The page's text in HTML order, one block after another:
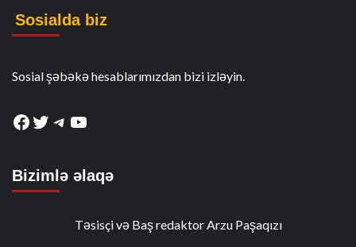
Sosialda biz
Sosial şəbəkə hesablarımızdan bizi izləyin.
Facebook
Twitter
Telegram
YouTube
Bizimlə əlaqə
Təsisçi və Baş redaktor Arzu Paşaqızı